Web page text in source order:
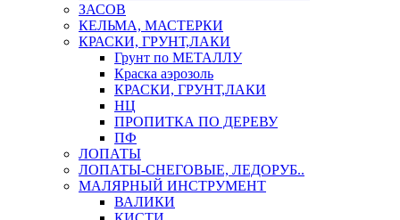
ЗАСОВ
КЕЛЬМА, МАСТЕРКИ
КРАСКИ, ГРУНТ,ЛАКИ
Грунт по МЕТАЛЛУ
Краска аэрозоль
КРАСКИ, ГРУНТ,ЛАКИ
НЦ
ПРОПИТКА ПО ДЕРЕВУ
ПФ
ЛОПАТЫ
ЛОПАТЫ-СНЕГОВЫЕ, ЛЕДОРУБ..
МАЛЯРНЫЙ ИНСТРУМЕНТ
ВАЛИКИ